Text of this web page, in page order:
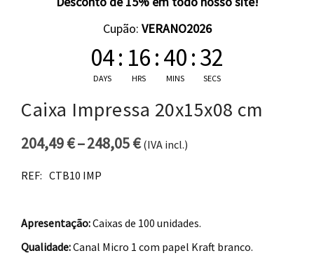
Cupão: VERANO2026
04
DAYS
: 16
HRS
:40
MINS
:31
SECS
Caixa Impressa 20x15x08 cm
204,49€–248,05€
Price range: 204,49 €
(IVA incl.)
REF: CTB10 IMP
Apresentação:Caixas de 100 unidades.
Qualidade:Canal Micro 1 com papel Kraft branco.